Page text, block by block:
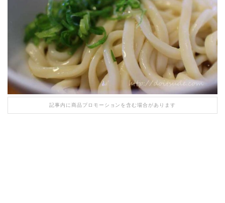
記事内に商品プロモーションを含む場合があります